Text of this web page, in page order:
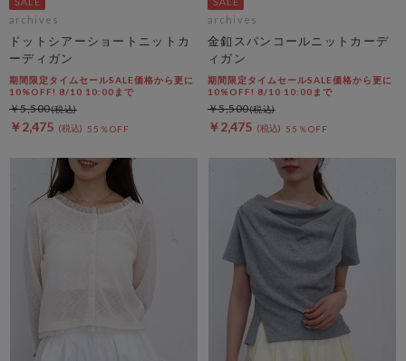
archives
ドットシアーショートニットカ
ーディガン
期間限定タイムセールSALE価格から更に
10%OFF! 8/10 10:00まで
￥2,475 55％OFF
￥5,500
archives
金釦スパンコールニットカーデ
ィガン
期間限定タイムセールSALE価格から更に
10%OFF! 8/10 10:00まで
￥2,475 55％OFF
￥5,500